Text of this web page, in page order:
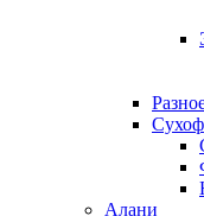
Алани